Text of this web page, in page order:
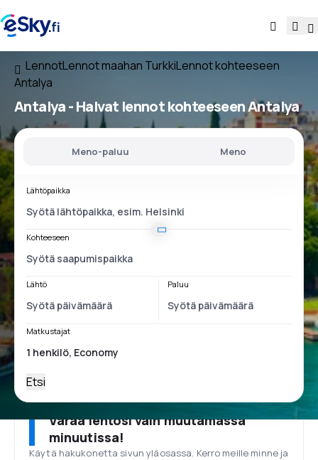
LennotLennot maahan TurkkiLennot kohteeseen
Antalya
Antalya - Halvat lennot kohteeseen Antalya
Meno-paluu Meno
Lähtöpaikka
Kohteeseen
Lähtö Paluu
Matkustajat
Etsi
Varaa lentosi vain muutamassa
minuutissa!
Käytä hakukonetta sivun yläosassa. Kerro meille minne ja